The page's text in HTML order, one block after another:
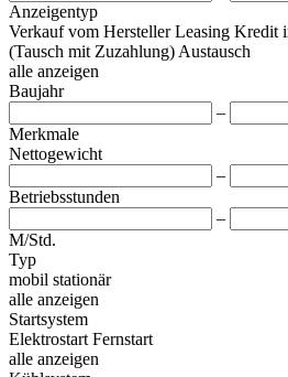
Anzeigentyp
Verkauf vom Hersteller Leasing Kredit
(Tausch mit Zuzahlung) Austausch
alle anzeigen
Baujahr
–
Merkmale
Nettogewicht
–
Betriebsstunden
–
M/Std.
Typ
mobil stationär
alle anzeigen
Startsystem
Elektrostart Fernstart
alle anzeigen